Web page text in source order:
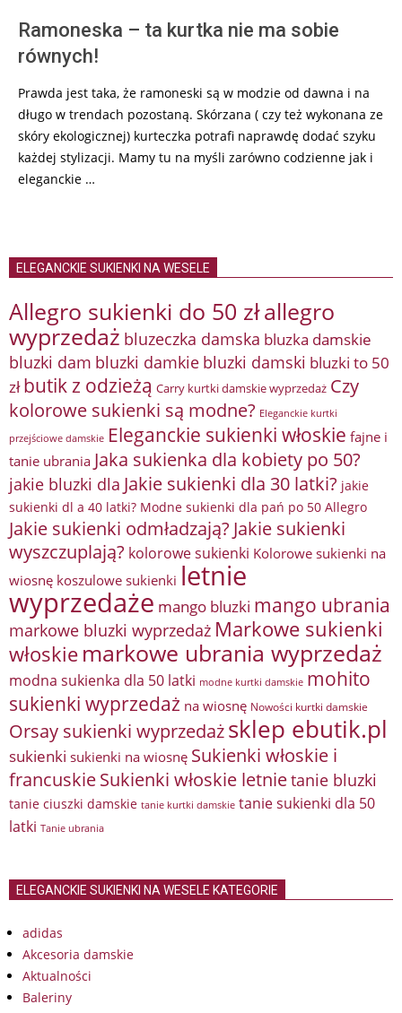
Ramoneska – ta kurtka nie ma sobie
równych!
Prawda jest taka, że ramoneski są w modzie od dawna i na
długo w trendach pozostaną. Skórzana ( czy też wykonana ze
skóry ekologicznej) kurteczka potrafi naprawdę dodać szyku
każdej stylizacji. Mamy tu na myśli zarówno codzienne jak i
eleganckie …
ELEGANCKIE SUKIENKI NA WESELE
Allegro sukienki do 50 złallegro
wyprzedaż bluzeczka damska bluzka damskie
bluzki dam bluzki damkie bluzki damski bluzki to 50
zł butik z odzieżą Carry kurtki damskie wyprzedaż Czy
kolorowe sukienki są modne? Eleganckie kurtki
przejściowe damskie Eleganckie sukienki włoskie fajne i
tanie ubrania Jaka sukienka dla kobiety po 50?
jakie bluzki dla Jakie sukienki dla 30 latki? jakie
sukienki dl a 40 latki? Modne sukienki dla pań po 50 Allegro
Jakie sukienki odmładzają? Jakie sukienki
wyszczuplają? kolorowe sukienki Kolorowe sukienki na
wiosnę koszulowe sukienki letnie
wyprzedaże mango bluzki mango ubrania
markowe bluzki wyprzedaż Markowe sukienki
włoskie markowe ubrania wyprzedaż
modna sukienka dla 50 latki modne kurtki damskie mohito
sukienki wyprzedaż na wiosnę Nowości kurtki damskie
Orsay sukienki wyprzedażsklep ebutik.pl
sukienki sukienki na wiosnę Sukienki włoskie i
francuskieSukienki włoskie letnietanie bluzki
tanie ciuszki damskie tanie kurtki damskie tanie sukienki dla 50
latki Tanie ubrania
ELEGANCKIE SUKIENKI NA WESELE KATEGORIE
adidas
Akcesoria damskie
Aktualności
Baleriny